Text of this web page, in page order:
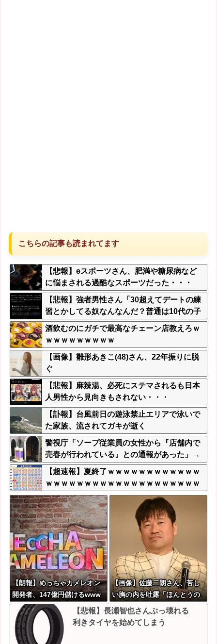
こちらの記事も読まれてます
【悲報】eスポーツさん、肥満や糖尿病など
に悩まされる過酷なスポーツだった・・・
【悲報】強者男性さん「30超えてデートの練
習とかしてる奴なんなんだ？普通は10代の子
供がいるぞ」→
酒飲むのにガチで最高なチェーン店教えろｗ
ｗｗｗｗｗｗｗｗｗ
【画像】雛形あきこ(48)さん、22年振りに脱
ぐ
【悲報】麻辣湯、必死にステマされるも日本
人男性から見向きもされない・・・
【訃報】台風前日の遊泳禁止エリアで泳いで
た家族、流されてガキが逝く
警視庁「ソープ従業員の女性から『店舗内で
売春が行われている』との通報があった」→
関係者芋づる逮捕・・・
【超速報】夏終了ｗｗｗｗｗｗｗｗｗｗｗｗ
ｗｗｗｗｗｗｗｗｗｗｗｗｗｗｗｗｗｗｗｗ
ｗｗｗｗｗｗｗｗ
【朗報】めっちゃカメレオン
開発者、147億円儲けるwww
Wwwww
【画像】佐藤二朗さん、苦し
い胸の内を吐露「ほんとうの
ことを言えなくて悔しい」
【悲報】長瀬智也さんぶっ壊れる
利きタイヤを始めてしまう